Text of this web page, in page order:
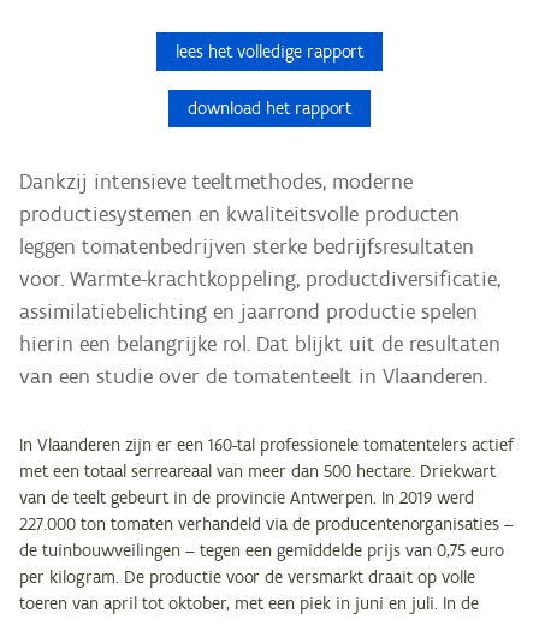
lees het volledige rapport
download het rapport
Dankzij intensieve teeltmethodes, moderne
productiesystemen en kwaliteitsvolle producten
leggen tomatenbedrijven sterke bedrijfsresultaten
voor. Warmte-krachtkoppeling, productdiversificatie,
assimilatiebelichting en jaarrond productie spelen
hierin een belangrijke rol. Dat blijkt uit de resultaten
van een studie over de tomatenteelt in Vlaanderen.
In Vlaanderen zijn er een 160-tal professionele tomatentelers actief
met een totaal serreareaal van meer dan 500 hectare. Driekwart
van de teelt gebeurt in de provincie Antwerpen. In 2019 werd
227.000 ton tomaten verhandeld via de producentenorganisaties –
de tuinbouwveilingen – tegen een gemiddelde prijs van 0,75 euro
per kilogram. De productie voor de versmarkt draait op volle
toeren van april tot oktober, met een piek in juni en juli. In de